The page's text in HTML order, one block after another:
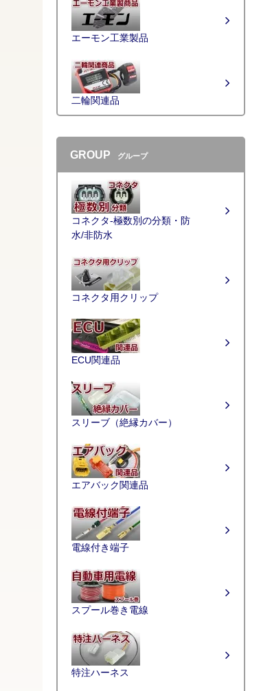
エーモン工業製品
二輪関連品
GROUP グループ
コネクタ-極数別の分類・防
水/非防水
コネクタ用クリップ
ECU関連品
スリーブ（絶縁カバー）
エアバック関連品
電線付き端子
スプール巻き電線
特注ハーネス